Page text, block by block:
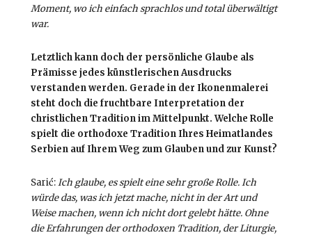
Moment, wo ich einfach sprachlos und total überwältigt
war.
Letztlich kann doch der persönliche Glaube als
Prämisse jedes künstlerischen Ausdrucks
verstanden werden. Gerade in der Ikonenmalerei
steht doch die fruchtbare Interpretation der
christlichen Tradition im Mittelpunkt. Welche Rolle
spielt die orthodoxe Tradition Ihres Heimatlandes
Serbien auf Ihrem Weg zum Glauben und zur Kunst?
Sarić:Ich glaube, es spielt eine sehr große Rolle. Ich
würde das, was ich jetzt mache, nicht in der Art und
Weise machen, wenn ich nicht dort gelebt hätte. Ohne
die Erfahrungen der orthodoxen Tradition, der Liturgie,